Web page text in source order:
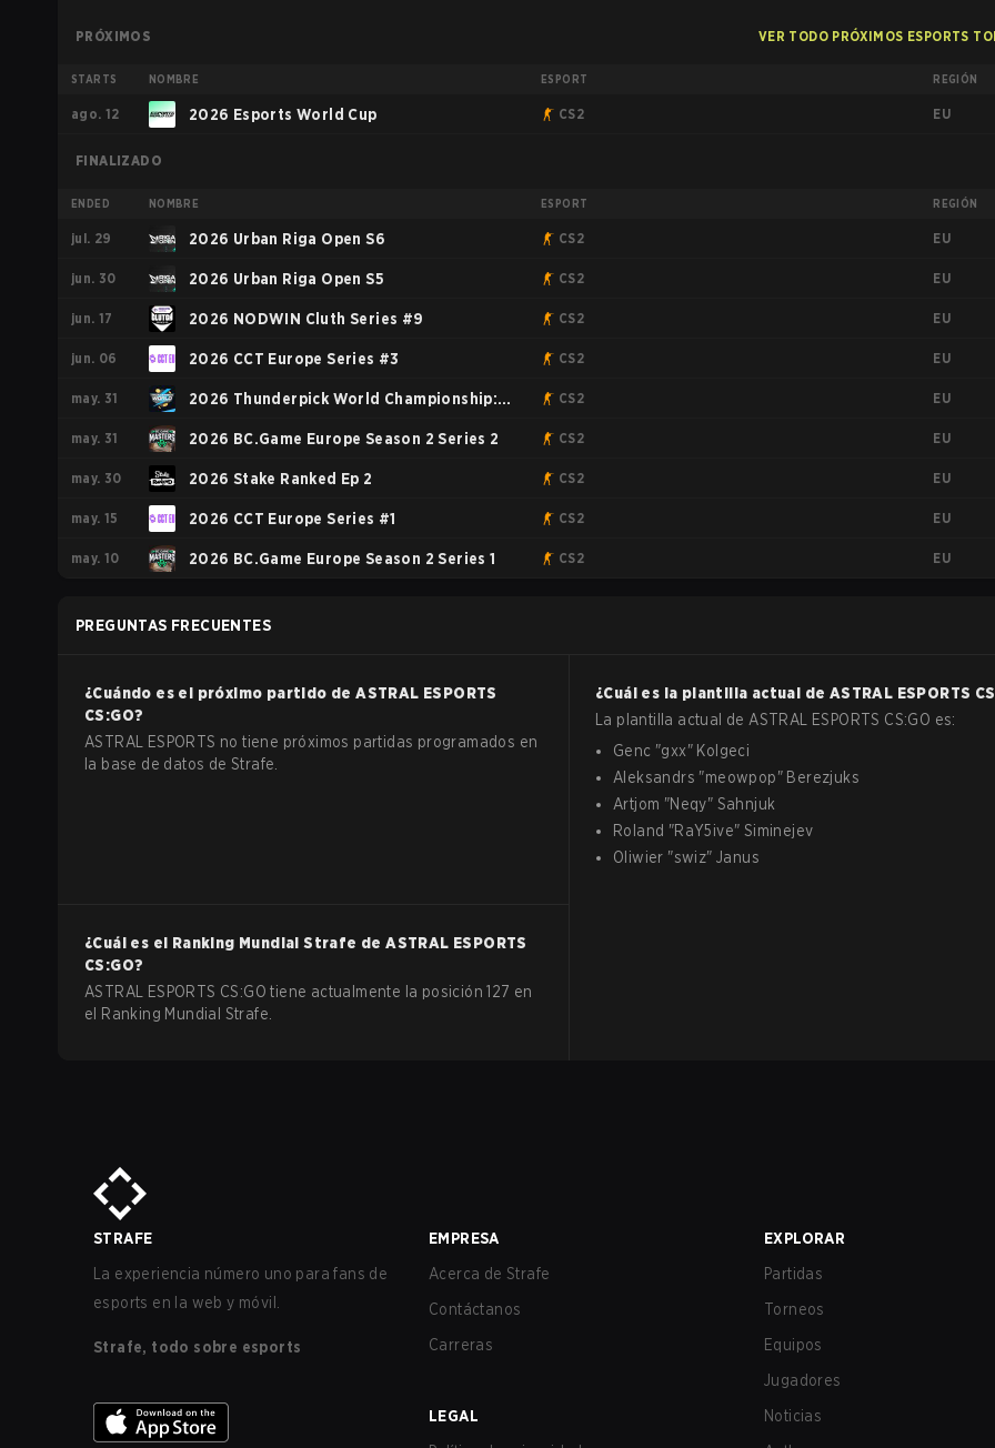
PRÓXIMOS VER TODO PRÓXIMOS ESPORTS
STARTS NOMBRE ESPORT REGIÓN
ago. 12 2026 Esports World Cup CS2 EU
FINALIZADO
ENDED NOMBRE ESPORT REGIÓN
jul. 29 2026 Urban Riga Open S6 CS2 EU
jun. 30 2026 Urban Riga Open S5 CS2 EU
jun. 17 2026 NODWIN Cluth Series #9 CS2 EU
jun. 06 2026 CCT Europe Series #3 CS2 EU
may. 31 2026 Thunderpick World Championship:
European Series #1
CS2 EU
may. 31 2026 BC.Game Europe Season 2 Series 2 CS2 EU
may. 30 2026 Stake Ranked Ep 2 CS2 EU
may. 15 2026 CCT Europe Series #1 CS2 EU
may. 10 2026 BC.Game Europe Season 2 Series 1 CS2 EU
PREGUNTAS FRECUENTES
¿Cuándo es el próximo partido deASTRAL ESPORTS
CS:GO?
ASTRAL ESPORTS no tiene próximos partidas programados en
la base de datos de Strafe.
¿Cuál es la plantilla actual de ASTRAL ESPORTS
La plantilla actual de ASTRAL ESPORTS CS:GO es:
Genc "gxx" Kolgeci
Aleksandrs "meowpop" Berezjuks
Artjom "Neqy" Sahnjuk
Roland "RaY5ive" Siminejev
Oliwier "swiz"Janus
¿Cuál es el Ranking Mundial Strafe deASTRAL ESPORTS
CS:GO?
ASTRAL ESPORTS CS:GO tiene actualmente la posición 127 en
el Ranking Mundial Strafe.
STRAFE
La experiencia número uno para fans de
esports en la web y móvil.
Strafe, todo sobre esports
EMPRESA
Acerca de Strafe
Contáctanos
Carreras
LEGAL
EXPLORAR
Partidas
Torneos
Equipos
Jugadores
Noticias